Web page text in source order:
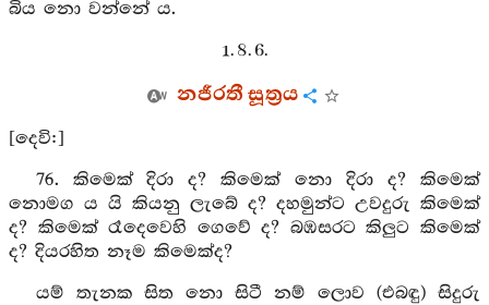
බිය නො වන්නේ ය.
1. 8. 6.
නජීරතී සූත්‍රය
[දෙවි:]
76. කිමෙක් දිරා ද? කිමෙක් නො දිරා ද? කිමෙක්
නොමග ය යි කියනු ලැබේ ද? දහමුන්ට උවදුරු කිමෙක්
ද? කිමෙක් රෑදෙවෙහි ගෙවේ ද? බඹසරට කිලුට කිමෙක්
ද? දියරහිත නෑම කිමෙක්ද?
යම් තැනක සිත නො සිටී නම් ලොව (එබඳු) සිදුරු